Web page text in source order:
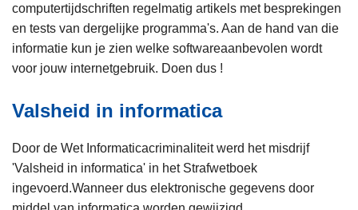
computertijdschriften regelmatig artikels met besprekingen
en tests van dergelijke programma's. Aan de hand van die
informatie kun je zien welke softwareaanbevolen wordt
voor jouw internetgebruik. Doen dus !
Valsheid in informatica
Door de Wet Informaticacriminaliteit werd het misdrijf
'Valsheid in informatica' in het Strafwetboek
ingevoerd.Wanneer dus elektronische gegevens door